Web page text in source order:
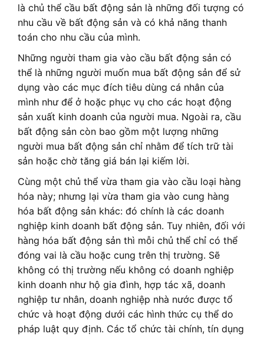
là chủ thể cầu bất động sản là những đối tượng có
nhu cầu về bất động sản và có khả năng thanh
toán cho nhu cầu của mình.
Những người tham gia vào cầu bất động sản có
thể là những người muốn mua bất động sản để sử
dụng vào các mục đích tiêu dùng cá nhân của
mình như để ở hoặc phục vụ cho các hoạt động
sản xuất kinh doanh của người mua. Ngoài ra, cầu
bất động sản còn bao gồm một lượng những
người mua bất động sản chỉ nhằm để tích trữ tài
sản hoặc chờ tăng giá bán lại kiếm lời.
Cùng một chủ thể vừa tham gia vào cầu loại hàng
hóa này; nhưng lại vừa tham gia vào cung hàng
hóa bất động sản khác: đó chính là các doanh
nghiệp kinh doanh bất động sản. Tuy nhiên, đối với
hàng hóa bất động sản thì mỗi chủ thể chỉ có thể
đóng vai là cầu hoặc cung trên thị trường. Sẽ
không có thị trường nếu không có doanh nghiệp
kinh doanh như hộ gia đình, hợp tác xã, doanh
nghiệp tư nhân, doanh nghiệp nhà nước được tổ
chức và hoạt động dưới các hình thức cụ thể do
pháp luật quy định. Các tổ chức tài chính, tín dụng